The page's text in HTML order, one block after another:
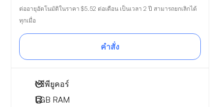
ต่ออายุอัตโนมัติในราคา $5.52 ต่อเดือน เป็นเวลา 2 ปี สามารถยกเลิกได้
ทุกเมื่อ
คำสั่ง
1ซีพียูคอร์
1 GB RAM